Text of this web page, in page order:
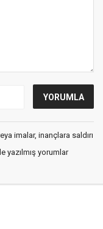
imalar, inançlara saldırı
yazılmış yorumlar